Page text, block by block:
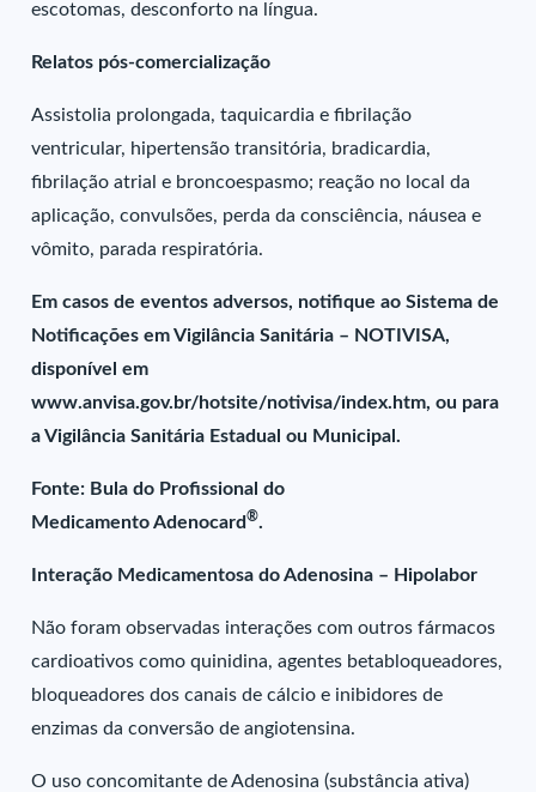
escotomas, desconforto na língua.
Relatos pós-comercialização
Assistolia prolongada, taquicardia e fibrilação
ventricular, hipertensão transitória, bradicardia,
fibrilação atrial e broncoespasmo; reação no local da
aplicação, convulsões, perda da consciência, náusea e
vômito, parada respiratória.
Em casos de eventos adversos, notifique ao Sistema de
Notificações em Vigilância Sanitária – NOTIVISA,
disponível em
www.anvisa.gov.br/hotsite/notivisa/index.htm, ou para
a Vigilância Sanitária Estadual ou Municipal.
Fonte: Bula do Profissional do
Medicamento Adenocard®.
Interação Medicamentosa do Adenosina – Hipolabor
Não foram observadas interações com outros fármacos
cardioativos como quinidina, agentes betabloqueadores,
bloqueadores dos canais de cálcio e inibidores de
enzimas da conversão de angiotensina.
O uso concomitante de Adenosina (substância ativa)